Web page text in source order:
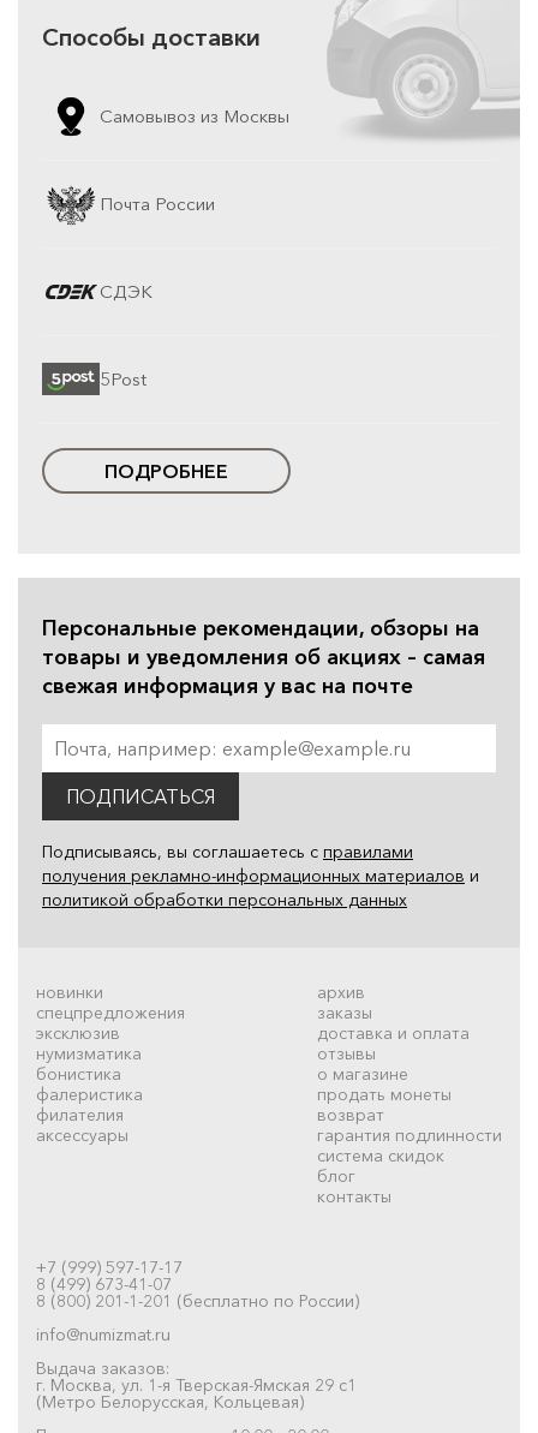
Способы доставки
Самовывоз из Москвы
Почта России
СДЭК
5Post
ПОДРОБНЕЕ
Персональные рекомендации, обзоры на
товары и уведомления об акциях – самая
свежая информация у вас на почте
ПОДПИСАТЬСЯ
Подписываясь, вы соглашаетесь с правилами
получения рекламно-информационных материалов и
политикой обработки персональных данных
новинки
спецпредложения
эксклюзив
нумизматика
бонистика
фалеристика
филателия
аксессуары
архив
заказы
доставка и оплата
отзывы
о магазине
продать монеты
возврат
гарантия подлинности
система скидок
блог
контакты
+7 (999) 597-17-17
8 (499) 673-41-07
8 (800) 201-1-201 (бесплатно по России)
info@numizmat.ru
Выдача заказов:
г. Москва, ул. 1-я Тверская-Ямская 29 с1
(Метро Белорусская, Кольцевая)